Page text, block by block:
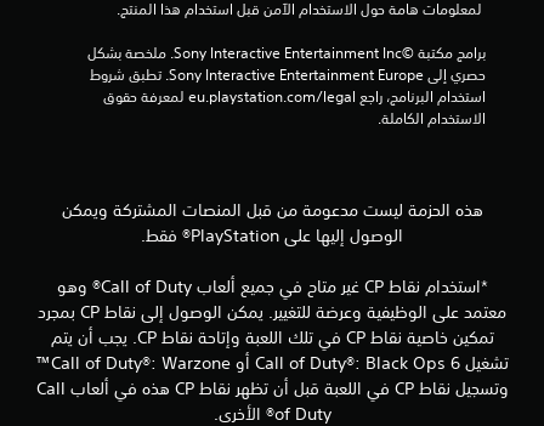
3
ا
ت
ق
ي
الاستخدام الكاملة.
هذه الحزمة ليست مدعومة من قبل المنصات المشتركة ويمكن
الوصول إليها على PlayStation® فقط.
*استخدام نقاط CP غير متاح في جميع ألعاب Call of Duty® وهو
معتمد على الوظيفية وعرضة للتغيير. يمكن الوصول إلى نقاط CP بمجرد
تمكين خاصية نقاط CP في تلك اللعبة وإتاحة نقاط CP. يجب أن يتم
تشغيل Call of Duty®: Black Ops 6 أو Call of Duty®: Warzone™
وتسجيل نقاط CP في اللعبة قبل أن تظهر نقاط CP هذه في ألعاب Call
of Duty® الأخرى.